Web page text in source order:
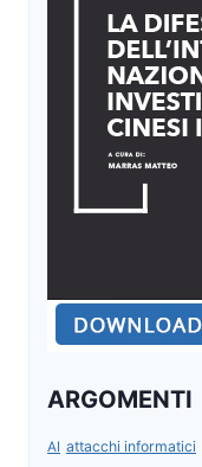
ARGOMENTI
AI attacchi informatici